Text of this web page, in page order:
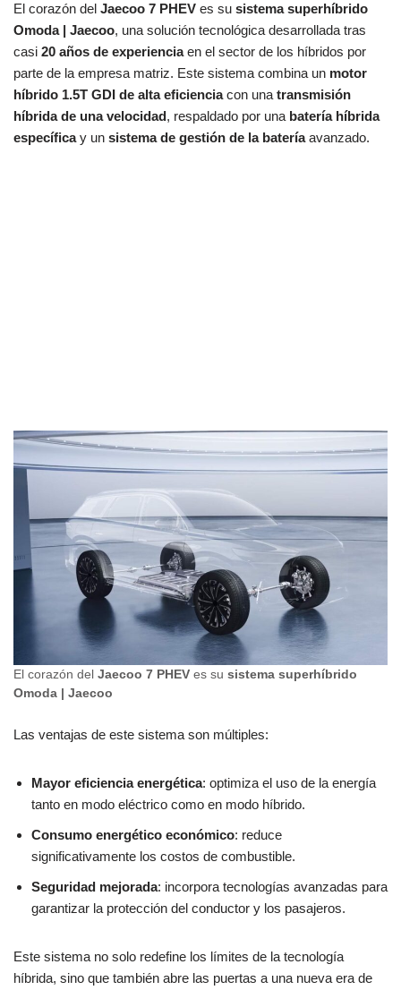
El corazón del Jaecoo 7 PHEV es su sistema superhíbrido
Omoda | Jaecoo, una solución tecnológica desarrollada tras
casi 20 años de experienciaen el sector de los híbridos por
parte de la empresa matriz. Este sistema combina un motor
híbrido 1.5T GDI de alta eficienciacon unatransmisión
híbrida de una velocidad, respaldado por una batería híbrida
específicay un sistema de gestión de la bateríaavanzado.
El corazón del Jaecoo 7 PHEV es su sistema superhíbrido
Omoda | Jaecoo
Las ventajas de este sistema son múltiples:
Mayor eficiencia energética: optimiza el uso de la energía
tanto en modo eléctrico como en modo híbrido.
Consumo energético económico: reduce
significativamente los costos de combustible.
Seguridad mejorada: incorpora tecnologías avanzadas para
garantizar la protección del conductor y los pasajeros.
Este sistema no solo redefine los límites de la tecnología
híbrida, sino que también abre las puertas a una nueva era de